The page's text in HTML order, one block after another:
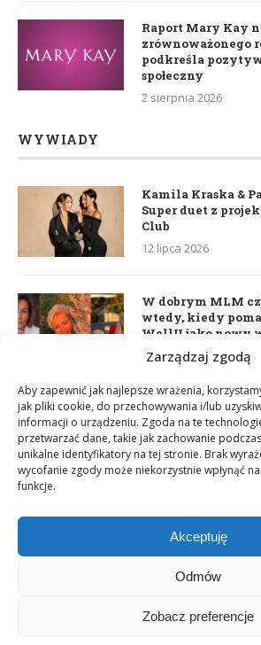
Zarządzaj zgodą
Aby zapewnić jak najlepsze wrażenia,
jak pliki cookie, do przechowywania i/lub
informacji o urządzeniu. Zgoda na te
przetwarzać dane, takie jak zachowanie
unikalne identyfikatory na tej stronie. Brak
wycofanie zgody może niekorzystnie wpłynąć
funkcje.
Akceptuję
Odmów
Zobacz preferencje
Raport Mary Kay
zrównoważonego
podkreśla
społeczny
2 sierpnia 2026
WYWIADY
Kamila Kraska &
Super duet z
Club
12 lipca 2026
W dobrym MLM
wtedy, kiedy
WellU jako nowy
lidera
Daria Dudzik.
17 kwietnia 2026